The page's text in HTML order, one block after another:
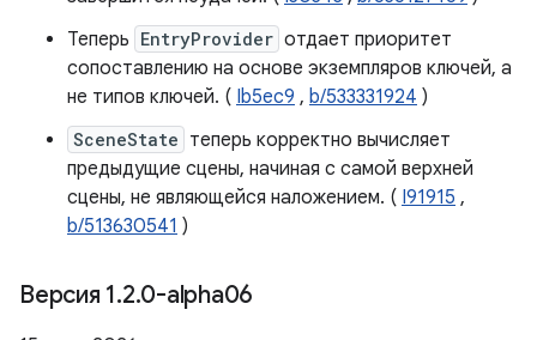
Теперь EntryProvider отдает приоритет
сопоставлению на основе экземпляров ключей, а
не типов ключей. ( Ib5ec9 , b/533331924 )
SceneState теперь корректно вычисляет
предыдущие сцены, начиная с самой верхней
сцены, не являющейся наложением. ( I91915 ,
b/513630541 )
Версия 1.2.0-alpha06